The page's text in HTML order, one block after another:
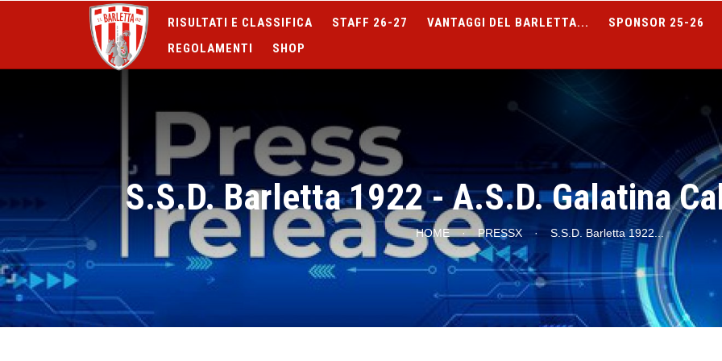
RISULTATI E CLASSIFICA STAFF 26-27 VANTAGGI DEL BARLETTA... SPONSOR 25-26
REGOLAMENTI
SHOP
S.S.D. Barletta 1922 - A.S.D. Galatina
HOME · PRESSX · S.S.D. Barletta 1922...